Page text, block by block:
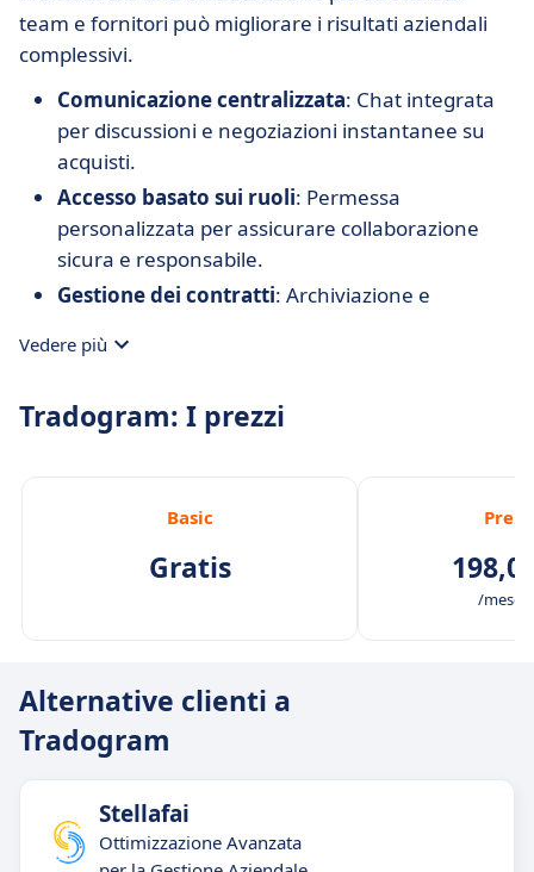
team e fornitori può migliorare i risultati aziendali
complessivi.
Comunicazione centralizzata: Chat integrata
per discussioni e negoziazioni instantanee su
acquisti.
Accesso basato sui ruoli: Permessa
personalizzata per assicurare collaborazione
sicura e responsabile.
Gestione dei contratti: Archiviazione e
condizioni favorevoli e conformità.
Vedere più
Tradogram: I prezzi
Basic
Gratis
/mese
Alternative clienti a
Tradogram
Stellafai
Ottimizzazione Avanzata